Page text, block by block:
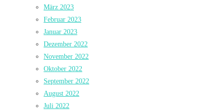
März 2023
Februar 2023
Januar 2023
Dezember 2022
November 2022
Oktober 2022
September 2022
August 2022
Juli 2022